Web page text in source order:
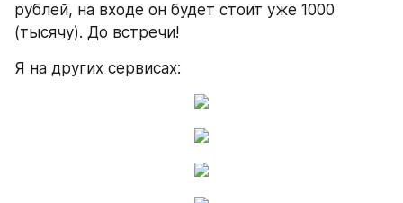
рублей, на входе он будет стоит уже 1000
(тысячу). До встречи!
Я на других сервисах: